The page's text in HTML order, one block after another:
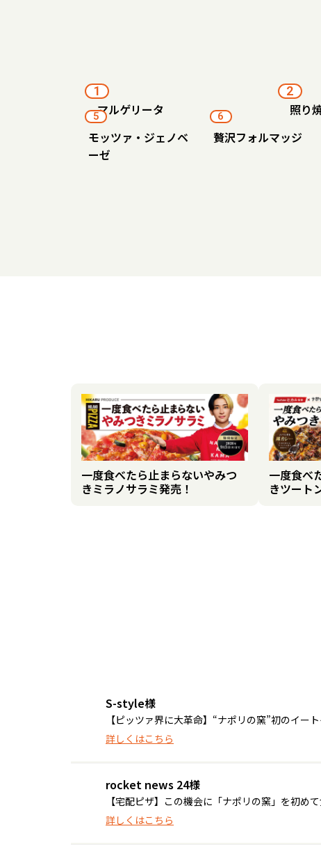
1
マルゲリータ
2
照り
5
モッツァ・ジェノベ
ーゼ
6
贅沢フォルマッジ
一度食べたら止まらないやみつ
きミラノサラミ発売！
一度食べ
きツート
S-style様
【ピッツァ界に大革命】“ナポリの窯”初のイー
詳しくはこちら
rocket news 24様
【宅配ピザ】この機会に「ナポリの窯」を初め
詳しくはこちら